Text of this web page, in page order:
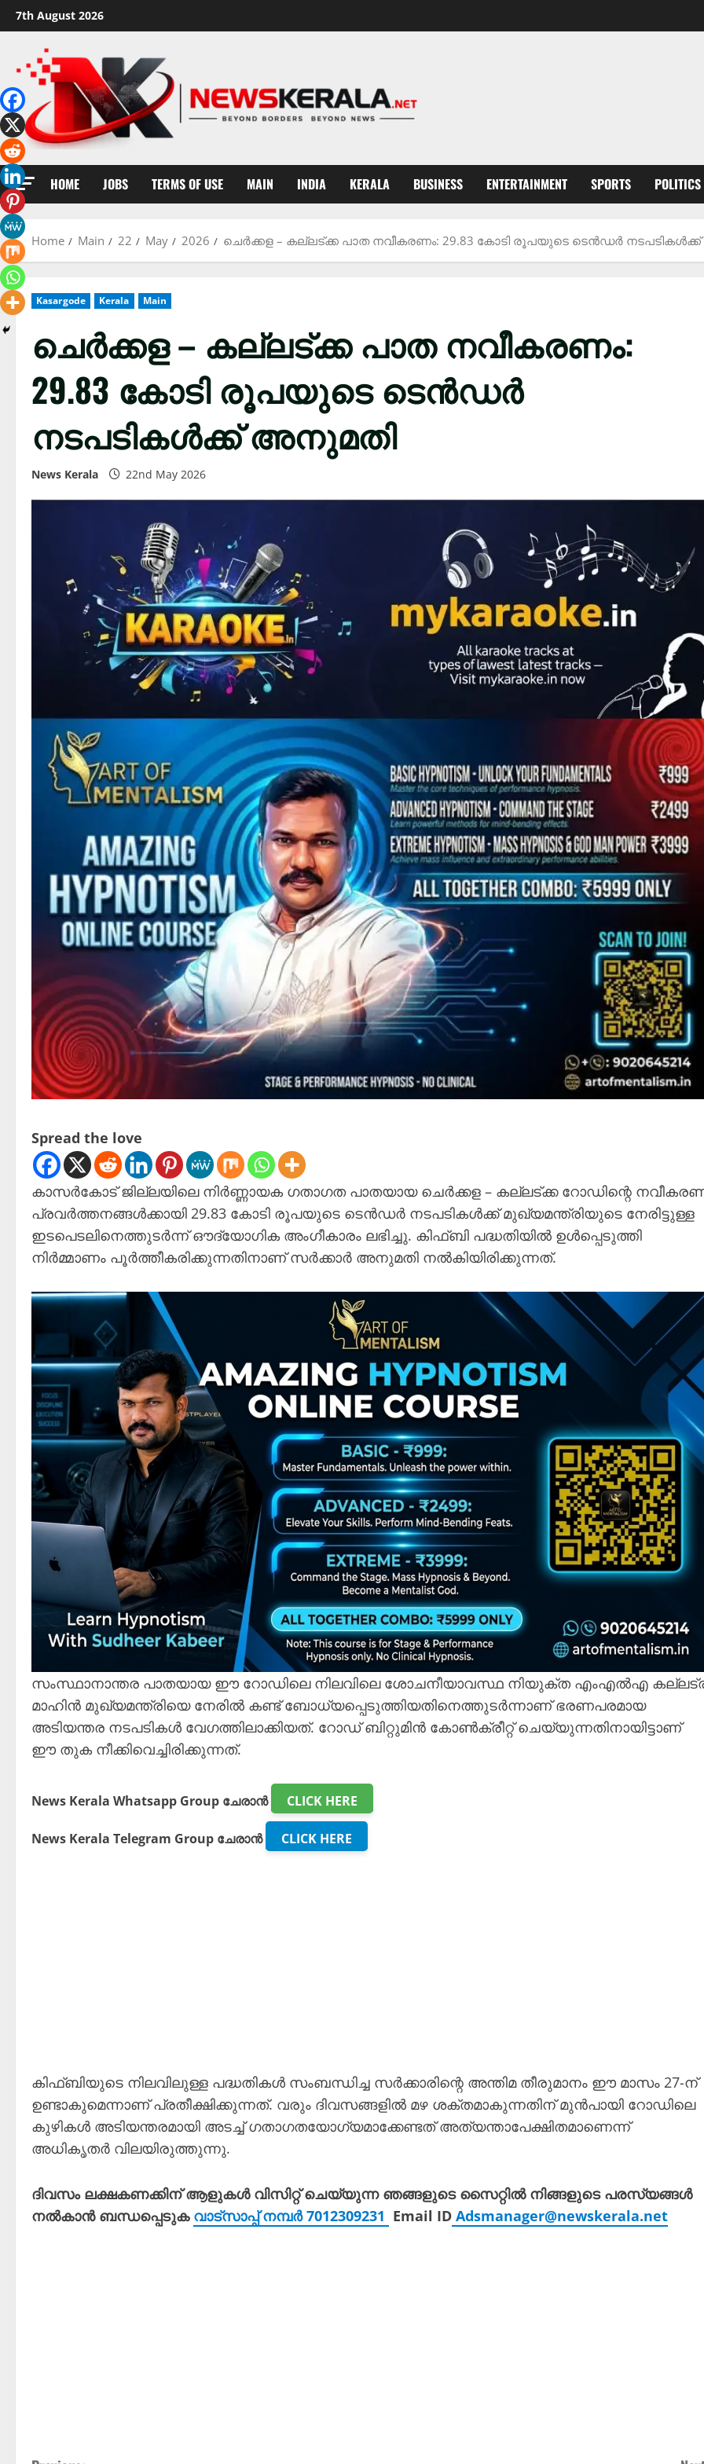
Skip
to
content
7th August 2026
HOME JOBS TERMS OF USE MAIN INDIA KERALA BUSINESS ENTERTAINMENT SPORTS POLITICS
Home Main 22 May 2026 ചെർക്കള – കല്ലട്ക്ക പാത നവീകരണം: 29.83 കോടി രൂപയുടെ ടെൻഡർ
Kasargode Kerala Main
ചെർക്കള – കല്ലട്ക്ക പാത നവീകരണം:
29.83 കോടി രൂപയുടെ ടെൻഡർ
നടപടികൾക്ക് അനുമതി
News Kerala 22nd May 2026
Spread the love
കാസർകോട് ജില്ലയിലെ നിർണ്ണായക ഗതാഗത പാതയായ ചെർക്കള – കല്ലട്ക്ക റോഡിന്റെ
പ്രവർത്തനങ്ങൾക്കായി 29.83 കോടി രൂപയുടെ ടെൻഡർ നടപടികൾക്ക് മുഖ്യമന്ത്രിയുടെ നേരിട്ടുള്ള
ഇടപെടലിനെത്തുടർന്ന് ഔദ്യോഗിക അംഗീകാരം ലഭിച്ചു. കിഫ്ബി പദ്ധതിയിൽ ഉൾപ്പെടുത്തി
നിർമ്മാണം പൂർത്തീകരിക്കുന്നതിനാണ് സർക്കാർ അനുമതി നൽകിയിരിക്കുന്നത്.
സംസ്ഥാനാന്തര പാതയായ ഈ റോഡിലെ നിലവിലെ ശോചനീയാവസ്ഥ നിയുക്ത എംഎൽഎ
മാഹിൻ മുഖ്യമന്ത്രിയെ നേരിൽ കണ്ട് ബോധ്യപ്പെടുത്തിയതിനെത്തുടർന്നാണ് ഭരണപരമായ
അടിയന്തര നടപടികൾ വേഗത്തിലാക്കിയത്. റോഡ് ബിറ്റുമിൻ കോൺക്രീറ്റ് ചെയ്യുന്നതിനായിട്ടാണ്
ഈ തുക നീക്കിവെച്ചിരിക്കുന്നത്.
News Kerala Whatsapp Group ചേരാൻ CLICK HERE
News Kerala Telegram Group ചേരാൻ CLICK HERE
കിഫ്ബിയുടെ നിലവിലുള്ള പദ്ധതികൾ സംബന്ധിച്ച സർക്കാരിന്റെ അന്തിമ തീരുമാനം ഈ മാസം 27-ന്
ഉണ്ടാകുമെന്നാണ് പ്രതീക്ഷിക്കുന്നത്. വരും ദിവസങ്ങളിൽ മഴ ശക്തമാകുന്നതിന് മുൻപായി റോഡിലെ
കുഴികൾ അടിയന്തരമായി അടച്ച് ഗതാഗതയോഗ്യമാക്കേണ്ടത് അത്യന്താപേക്ഷിതമാണെന്ന്
അധികൃതർ വിലയിരുത്തുന്നു.
ദിവസം ലക്ഷകണക്കിന് ആളുകൾ വിസിറ്റ് ചെയ്യുന്ന ഞങ്ങളുടെ സൈറ്റിൽ നിങ്ങളുടെ പരസ്യങ്ങൾ
നൽകാൻ ബന്ധപ്പെടുക വാട്സാപ്പ് നമ്പർ 7012309231 Email ID Adsmanager@newskerala.net